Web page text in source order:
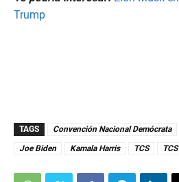
Trump
TAGS Convención Nacional Demócrata
Joe Biden
Kamala Harris TCS